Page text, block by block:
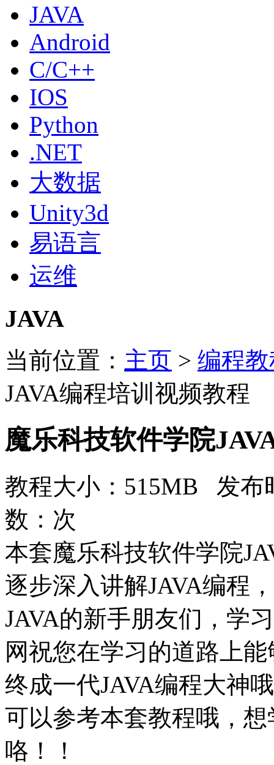
JAVA
Android
C/C++
IOS
Python
.NET
大数据
Unity3d
易语言
运维
JAVA
当前位置： 主页 > 编程
JAVA编程培训视频教程
魔乐科技软件学院
教程大小：515MB 发
数： 次
本套魔乐科技软件学院
逐步深入讲解JAVA编程
JAVA的新手朋友们，学
网祝您在学习的道路上
终成一代JAVA编程大神
可以参考本套教程哦，
咯！！